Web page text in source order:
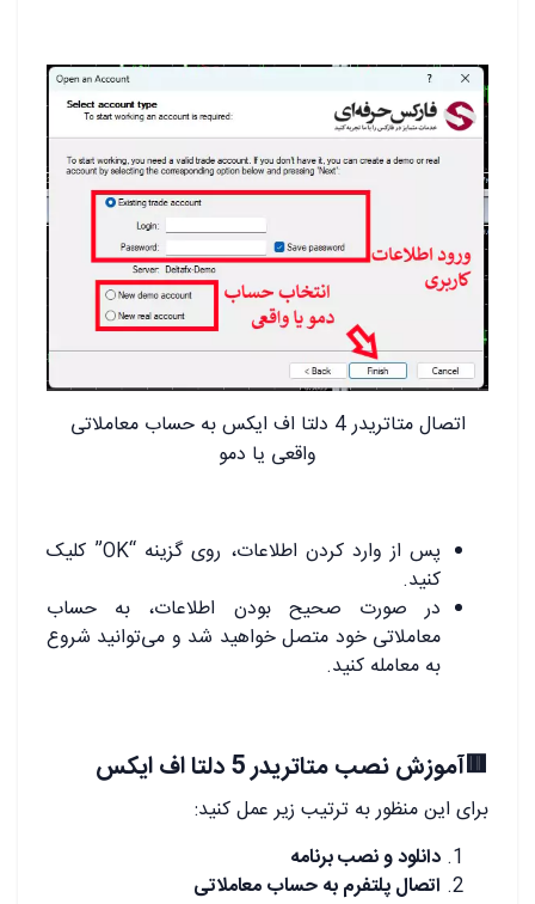
اتصال متاتریدر 4 دلتا اف ایکس به حساب معاملاتی
واقعی یا دمو
پس از وارد کردن اطلاعات، روی گزینه “OK” کلیک
کنید.
در صورت صحیح بودن اطلاعات، به حساب
معاملاتی خود متصل خواهید شد و می‌توانید شروع
به معامله کنید.
🟥آموزش نصب متاتریدر 5 دلتا اف ایکس
برای این منظور به ترتیب زیر عمل کنید:
دانلود و نصب برنامه
اتصال پلتفرم به حساب معاملاتی